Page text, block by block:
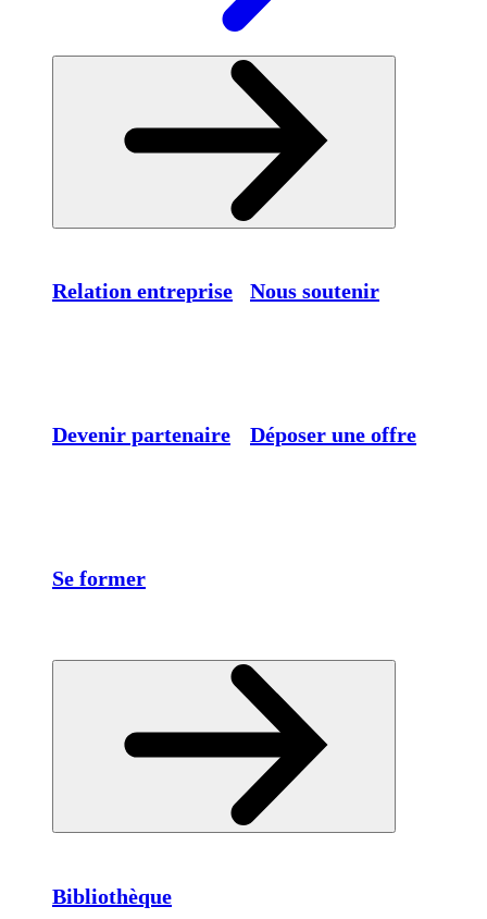
Relation entreprise Nous soutenir
Devenir partenaire Déposer une offre
Se former
Bibliothèque